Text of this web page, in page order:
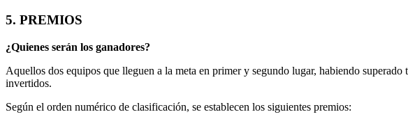
5. PREMIOS
¿Quienes serán los ganadores?
Aquellos dos equipos que lleguen a la meta en primer y segundo lugar, habiendo
invertidos.
Según el orden numérico de clasificación, se establecen los siguientes premios: